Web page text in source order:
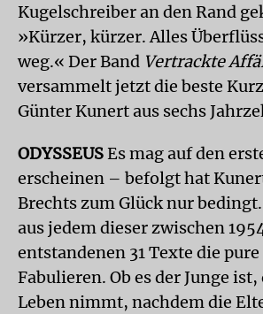
Kugelschreiber an den Rand
»Kürzer, kürzer. Alles
weg.« Der Band Vertrackte
versammelt jetzt die beste
Günter Kunert aus sechs
ODYSSEUSEs mag auf den
erscheinen – befolgt hat
Brechts zum Glück nur
aus jedem dieser zwischen
entstandenen 31 Texte die
Fabulieren. Ob es der Junge ist,
Leben nimmt, nachdem die